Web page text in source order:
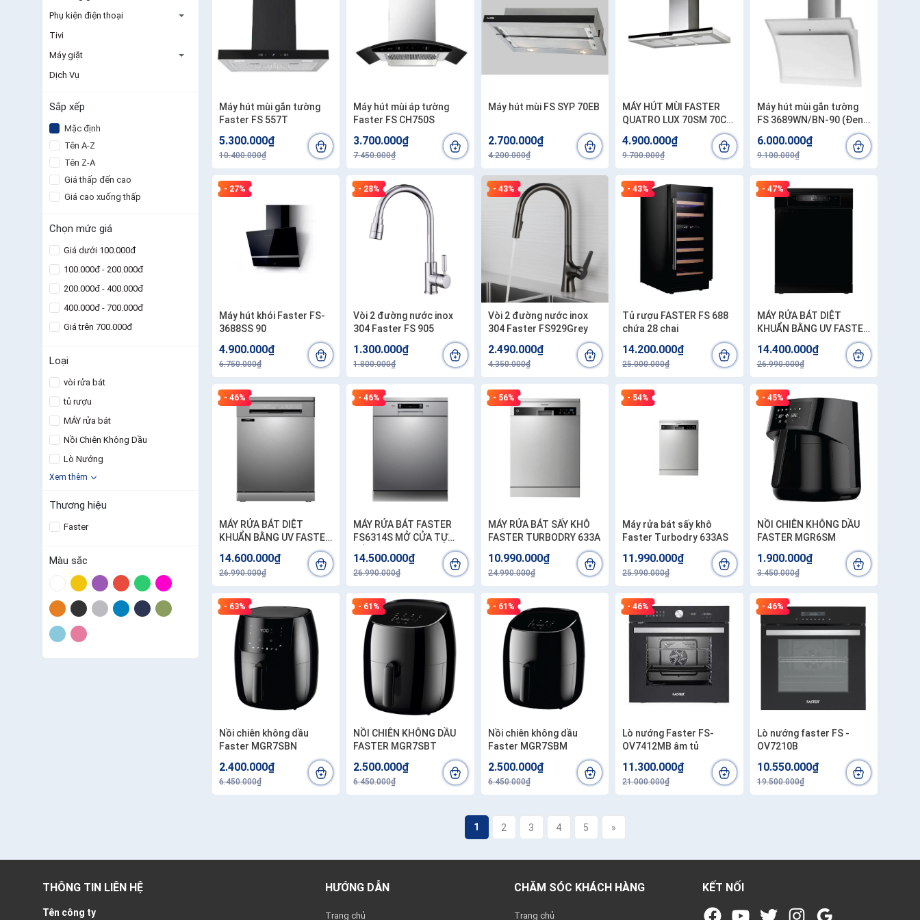
Phụ kiện điện thoại
Tivi
Máy giặt
Dịch Vụ
Sắp xếp
Mặc định
Tên A-Z
Tên Z-A
Giá thấp đến cao
Giá cao xuống thấp
Chọn mức giá
Giá dưới 100.000đ
100.000đ - 200.000đ
200.000đ - 400.000đ
400.000đ - 700.000đ
Giá trên 700.000đ
Loại
vòi rửa bát
tủ rượu
MÁY rửa bát
Nồi Chiên Không Dầu
Lò Nướng
Xem thêm
Thương hiệu
Faster
Màu sắc
Máy hút mùi gắn tường
Faster FS 557T
5.300.000₫
10.400.000₫
Máy hút mùi áp tường
Faster FS CH750S
3.700.000₫
7.450.000₫
Máy hút mùi FS SYP 70EB
2.700.000₫
4.200.000₫
MÁY HÚT MÙI FASTER
QUATRO LUX 70SM 70CM
4.900.000₫
9.700.000₫
Máy hút mùi gắn tường
FS 3689WN/BN-90 (Đen /
6.000.000₫
9.100.000₫
- 27%
Máy hút khói Faster FS-
3688SS 90
4.900.000₫
6.750.000₫
- 28%
Vòi 2 đường nước inox
304 Faster FS 905
1.300.000₫
1.800.000₫
- 43%
Vòi 2 đường nước inox
304 Faster FS929Grey
2.490.000₫
4.350.000₫
- 43%
Tủ rượu FASTER FS 688
chứa 28 chai
14.200.000₫
25.000.000₫
- 47%
MÁY RỬA BÁT DIỆT
KHUẨN BẰNG UV FASTER
14.400.000₫
26.990.000₫
- 46%
MÁY RỬA BÁT DIỆT
KHUẨN BẰNG UV FASTER
14.600.000₫
26.990.000₫
- 46%
MÁY RỬA BÁT FASTER
FS6314S MỞ CỬA TỰ
14.500.000₫
26.990.000₫
- 56%
MÁY RỬA BÁT SẤY KHÔ
FASTER TURBODRY 633A
10.990.000₫
24.990.000₫
- 54%
Máy rửa bát sấy khô
Faster Turbodry 633AS
11.990.000₫
25.990.000₫
- 45%
NỒI CHIÊN KHÔNG DẦU
FASTER MGR6SM
1.900.000₫
3.450.000₫
- 63%
Nồi chiên không dầu
Faster MGR7SBN
2.400.000₫
6.450.000₫
- 61%
NỒI CHIÊN KHÔNG DẦU
FASTER MGR7SBT
2.500.000₫
6.450.000₫
- 61%
Nồi chiên không dầu
Faster MGR7SBM
2.500.000₫
6.450.000₫
- 46%
Lò nướng Faster FS-
OV7412MB âm tủ
11.300.000₫
21.000.000₫
- 46%
Lò nướng faster FS -
OV7210B
10.550.000₫
19.500.000₫
1 2 3 4 5 »
THÔNG TIN LIÊN HỆ
Tên công ty
HƯỚNG DẪN
Trang chủ
CHĂM SÓC KHÁCH HÀNG
Trang chủ
KẾT NỐI